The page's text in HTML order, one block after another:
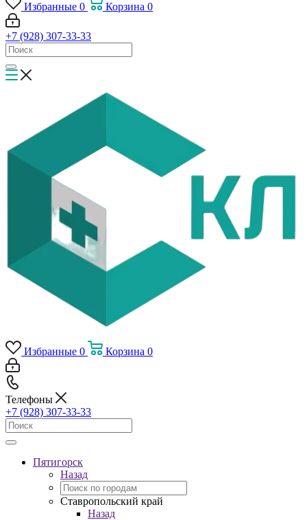
Избранные 0 Корзина 0
+7 (928) 307-33-33
Избранные 0 Корзина 0
Телефоны
+7 (928) 307-33-33
Пятигорск
Назад
Ставропольский край
Назад